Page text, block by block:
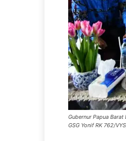
Gubernur Papua
GSG Yonif RK 762/